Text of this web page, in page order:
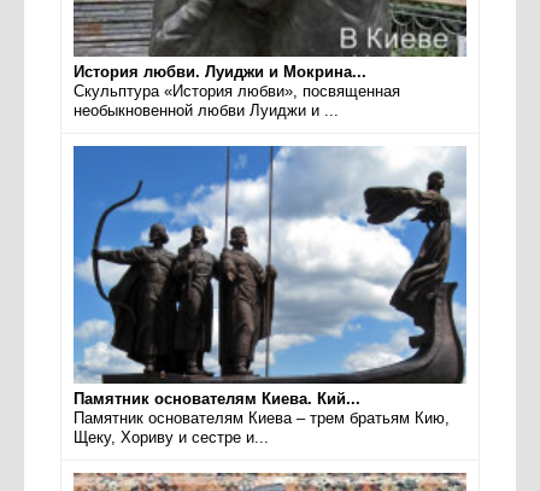
История любви. Луиджи и Мокрина...
Скульптура «История любви», посвященная
необыкновенной любви Луиджи и ...
Памятник основателям Киева. Кий...
Памятник основателям Киева – трем братьям Кию,
Щеку, Хориву и сестре и...